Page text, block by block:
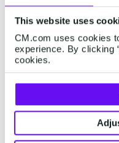
This website uses
CM.com uses cookies
experience. By clicking
cookies.
pausa. Ma come si
obiettivo? Ci sono 4
considerare:
1.
Conoscete il vostro
trattatelo come un
vostro pubblico e